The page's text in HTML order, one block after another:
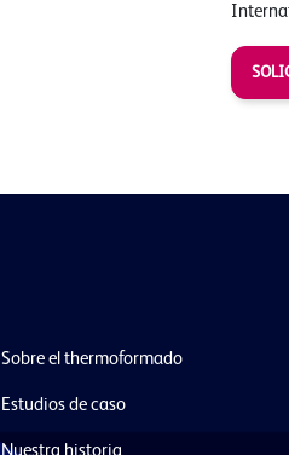
Sobre el thermoformado
Estudios de caso
Nuestra historia